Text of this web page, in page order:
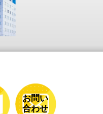
お問い
合わせ